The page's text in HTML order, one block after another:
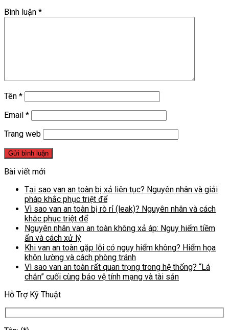
Bình luận *
Tên *
Email *
Trang web
Bài viết mới
Tại sao van an toàn bị xả liên tục? Nguyên nhân và giải
pháp khắc phục triệt để
Vì sao van an toàn bị rò rỉ (leak)? Nguyên nhân và cách
khắc phục triệt để
Nguyên nhân van an toàn không xả áp: Nguy hiểm tiềm
ẩn và cách xử lý
Khi van an toàn gặp lỗi có nguy hiểm không? Hiểm họa
khôn lường và cách phòng tránh
Vì sao van an toàn rất quan trọng trong hệ thống? “Lá
chắn” cuối cùng bảo vệ tính mạng và tài sản
Hỗ Trợ Kỹ Thuật